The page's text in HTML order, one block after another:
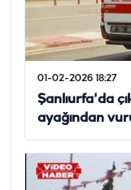
01-02-2026 18:27
Şanlıurfa'da
ayağından